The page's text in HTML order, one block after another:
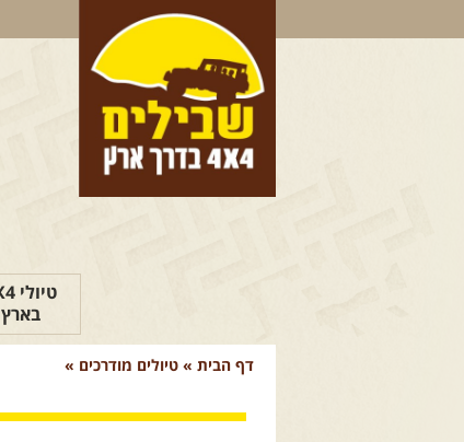
טיולי 4X4
בארץ
דף הבית » טיולים מודרכים »